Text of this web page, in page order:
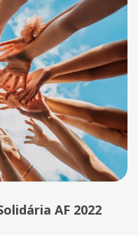
AF 2022